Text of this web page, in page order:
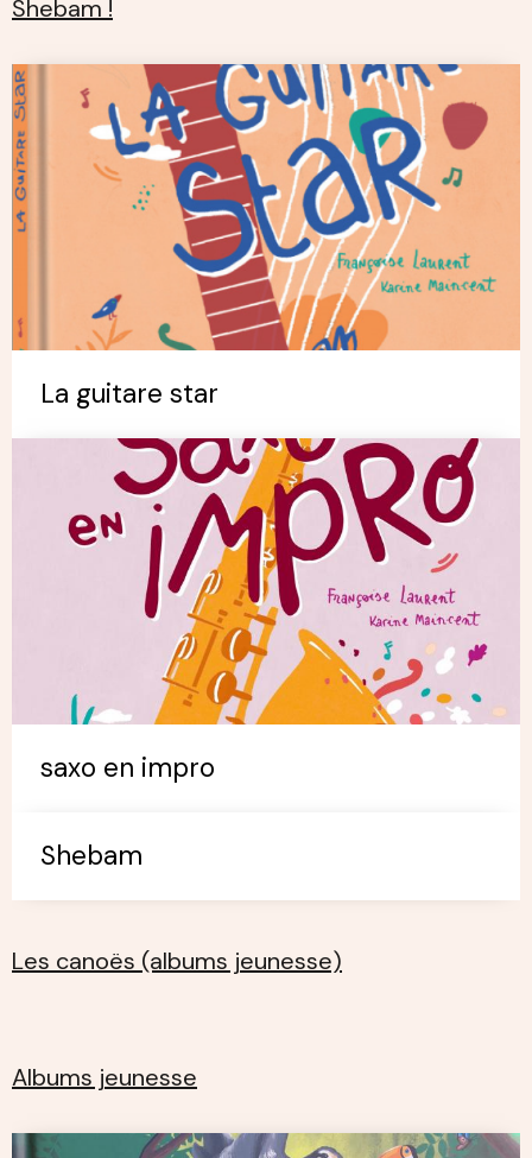
Shebam !
La guitare star
saxo en impro
Shebam
Les canoës (albums jeunesse)
Albums jeunesse